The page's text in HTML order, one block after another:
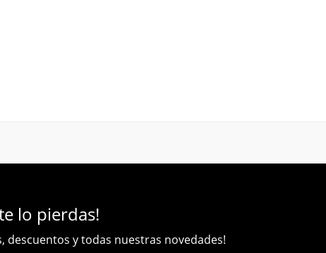
lo pierdas!
descuentos y todas nuestras novedades!